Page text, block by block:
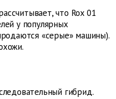
что Rox 01
у популярных
«серые» машины).
гибрид.